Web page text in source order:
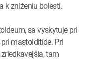
k zníženiu bolesti.
sa vyskytuje pri
mastoiditíde. Pri
tam